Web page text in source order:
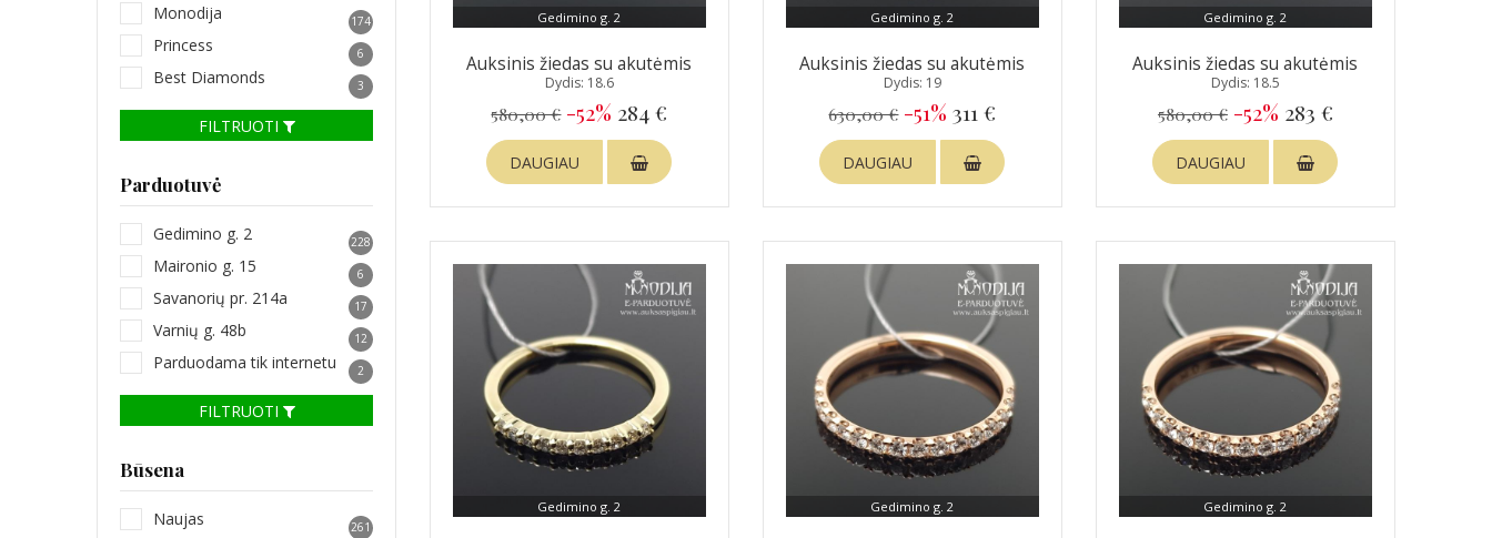
Monodija 174
Princess 6
Best Diamonds 3
FILTRUOTI
Parduotuvė
Gedimino g. 2 228
Maironio g. 15 6
Savanorių pr. 214a 17
Varnių g. 48b 12
Parduodama tik internetu 2
FILTRUOTI
Būsena
Naujas 261
Gedimino g. 2
Auksinis žiedas su akutėmis
Dydis: 18.6
580,00 € -52% 284 €
DAUGIAU
Gedimino g. 2
Auksinis žiedas su akutėmis
Dydis: 19
630,00 € -51% 311 €
DAUGIAU
Gedimino g. 2
Auksinis žiedas su akutėmis
Dydis: 18.5
580,00 € -52% 283 €
DAUGIAU
Gedimino g. 2 Gedimino g. 2 Gedimino g. 2